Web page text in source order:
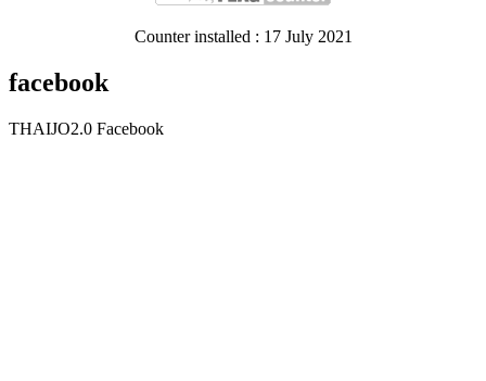
Counter installed : 17 July 2021
facebook
THAIJO2.0 Facebook